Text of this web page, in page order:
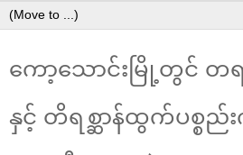
ကော့သောင်းမြို့တွင် တရ
နှင့် တိရစ္ဆာန်ထွက်ပစ္စ